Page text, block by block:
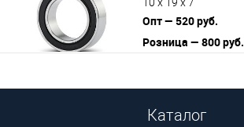
10 x 19 x 7
Опт — 520 руб.
Розница — 800 руб.
Каталог